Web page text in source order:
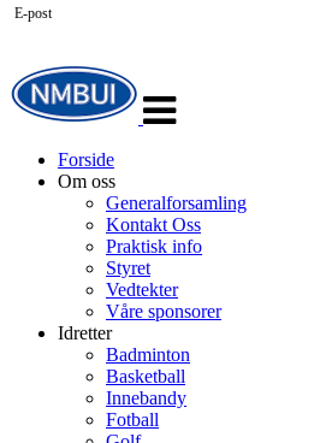
navigasjon
Forside
Om oss
Generalforsamling
Kontakt Oss
Praktisk info
Styret
Vedtekter
Våre sponsorer
Idretter
Badminton
Basketball
Innebandy
Fotball
E-post